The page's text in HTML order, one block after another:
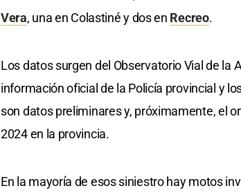
Vera, una en Colastiné y dos en Recreo.
Los datos surgen del Observatorio Vial de la
información oficial de la Policía provincial y
son datos preliminares y, próximamente, el
2024 en la provincia.
En la mayoría de esos siniestro hay motos